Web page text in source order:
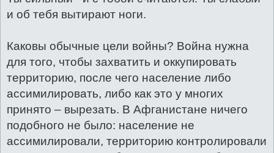
и об тебя вытирают ноги.
Каковы обычные цели войны? Война нужна
для того, чтобы захватить и оккупировать
территорию, после чего население либо
ассимилировать, либо как это у многих
принято – вырезать. В Афганистане ничего
подобного не было: население не
ассимилировали, территорию контролировали